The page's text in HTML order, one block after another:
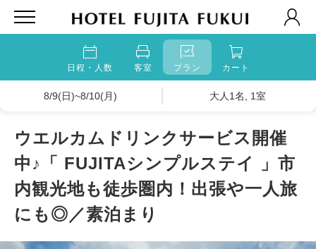
日程・人数 客室 プラン カート
8/9(日)~8/10(月) 大人1名, 1室
ウエルカムドリンクサービス開催
中♪「 FUJITAシンプルステイ 」市
内観光地も徒歩圏内！出張や一人旅
にも◎／素泊まり